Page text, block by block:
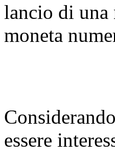
lancio di una
moneta
essere